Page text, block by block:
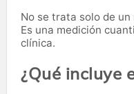
No se trata solo de
Es una medición
clínica.
¿Qué incluye